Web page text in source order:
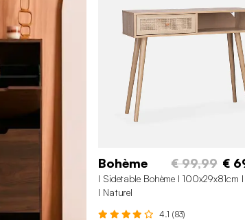
Bohème € 99,99 €
l Sidetable Bohème l 100x29x81cm l
l Naturel
4.1 (83)